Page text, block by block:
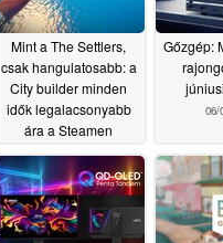
Mint a The Settlers,
csak hangulatosabb: a
City builder minden
idők legalacsonyabb
ára a Steamen
06/02/2026
Gőzgép:
06/